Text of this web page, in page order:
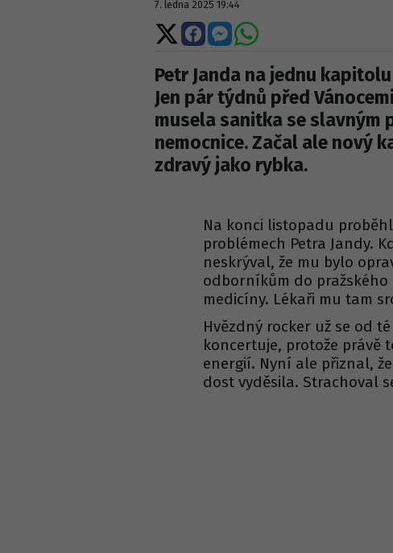
7. ledna 2025 19:44
Sdílet
na
Sdílet
na
Sdílet
na
Sdílet
Petr Janda na jednu
Jen pár týdnů před
musela sanitka se slavným
nemocnice. Začal ale nový
zdravý jako rybka.
Na konci listopadu
problémech Petra Jandy.
neskrýval, že mu bylo
odborníkům do
medicíny. Lékaři mu tam
Hvězdný rocker už se od
koncertuje, protože právě
energií. Nyní ale přiznal,
dost vyděsila. Strachoval